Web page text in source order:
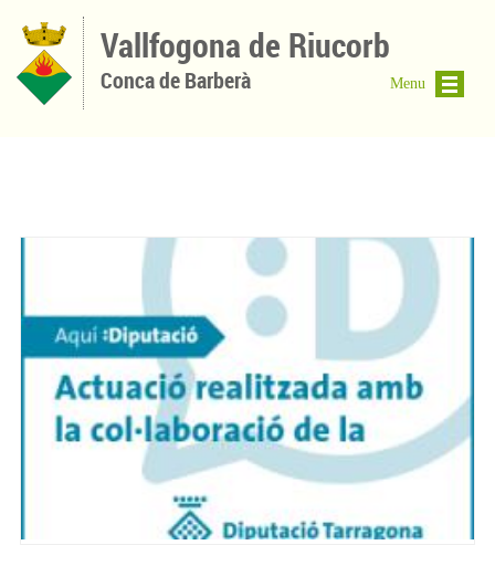
Vallfogona de Riucorb
Conca de Barberà Menu